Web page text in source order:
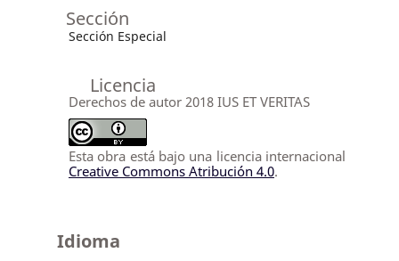
Sección
Sección Especial
Licencia
Derechos de autor 2018 IUS ET VERITAS
Esta obra está bajo una licencia internacional
Creative Commons Atribución 4.0.
Idioma